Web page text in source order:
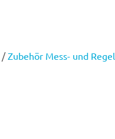
/Zubehör Mess- und